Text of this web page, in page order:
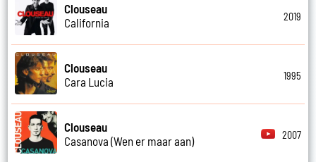
Clouseau
California
2019
Clouseau
Cara Lucia
1995
Clouseau
Casanova (Wen er maar aan)
2007